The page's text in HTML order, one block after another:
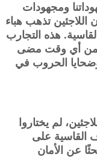
ومجهودات
اللاجئين تذهب هباء
هذه التجارب
من أي وقت مضى
الحروب في
لم يختاروا
القاسية على
عن الأمان